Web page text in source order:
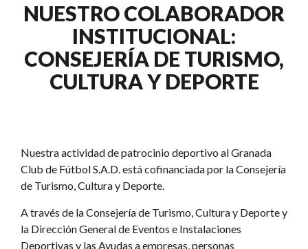
NUESTRO COLABORADOR
INSTITUCIONAL:
CONSEJERÍA DE TURISMO,
CULTURA Y DEPORTE
Nuestra actividad de patrocinio deportivo al Granada
Club de Fútbol S.A.D. está cofinanciada por la Consejería
de Turismo, Cultura y Deporte.
A través de la Consejería de Turismo, Cultura y Deporte y
la Dirección General de Eventos e Instalaciones
Deportivas y las Ayudas a empresas, personas